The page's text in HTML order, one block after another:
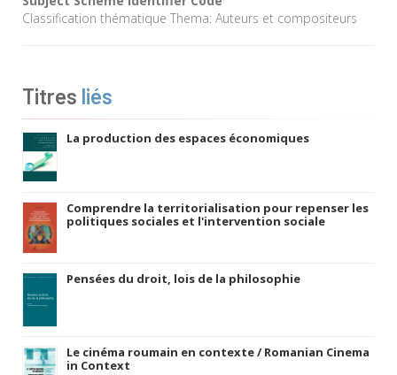
Classification thématique Thema: Auteurs et compositeurs
Titres liés
La production des espaces économiques
Comprendre la territorialisation pour repenser les
politiques sociales et l'intervention sociale
Pensées du droit, lois de la philosophie
Le cinéma roumain en contexte / Romanian Cinema
in Context